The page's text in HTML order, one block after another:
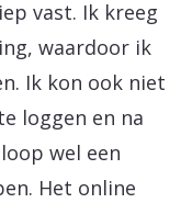
vast. Ik kreeg
waardoor ik
Ik kon ook niet
loggen en na
wel een
Het online